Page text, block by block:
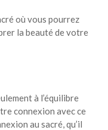
où vous pourrez
la beauté de votre
à l’équilibre
connexion avec ce
au sacré, qu’il